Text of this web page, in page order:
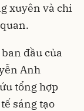
xuyên và chi
đầu của
Anh
tổng hợp
sáng tạo